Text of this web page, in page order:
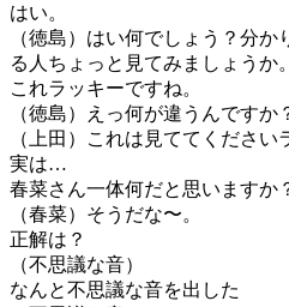
はい。
（徳島）はい何でしょう？分
る人ちょっと見てみましょうか。
これラッキーですね。
（徳島）えっ何が違うんですか
（上田）これは見ててください
実は…
春菜さん一体何だと思いますか
（春菜）そうだな〜。
正解は？
（不思議な音）
なんと不思議な音を出した